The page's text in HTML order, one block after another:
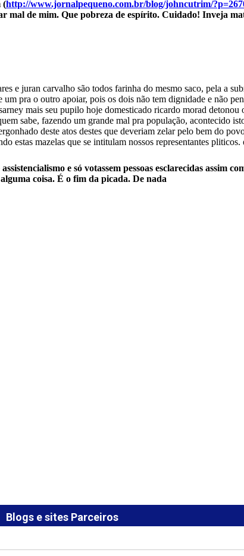
(http://www.jornalpequeno.com.br/blog/johncutrim/
mal de mim. Que pobreza de espírito. Cuidado! Inveja
e juran carvalho são todos farinha do mesmo saco, pela a
um pra o outro apoiar, pois os dois não tem dignidade e não
mais seu pupilo hoje domesticado ricardo morad
sabe, fazendo um grande mal pra população, acontecido
deste atos destes que deveriam zelar pelo bem do
estas mazelas que se intitulam nossos representantes pliticos.
e só votassem pessoas esclarecidas assim
coisa. É o fim da picada. De nada
Blogs e sites Parceiros